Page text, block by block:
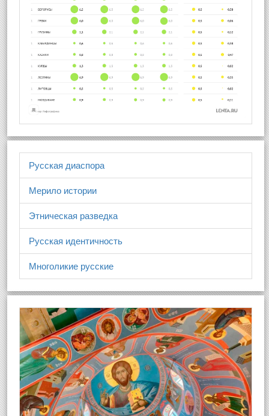
Русская диаспора
Мерило истории
Этническая разведка
Русская идентичность
Многоликие русские